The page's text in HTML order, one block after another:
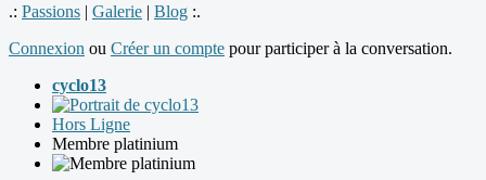
.: Passions | Galerie | Blog :.
Connexion ou Créer un compte pour participer à la conversation.
cyclo13
Hors Ligne
Membre platinium